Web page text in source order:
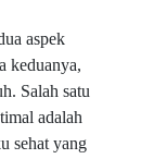
aspek
keduanya,
Salah satu
adalah
sehat yang